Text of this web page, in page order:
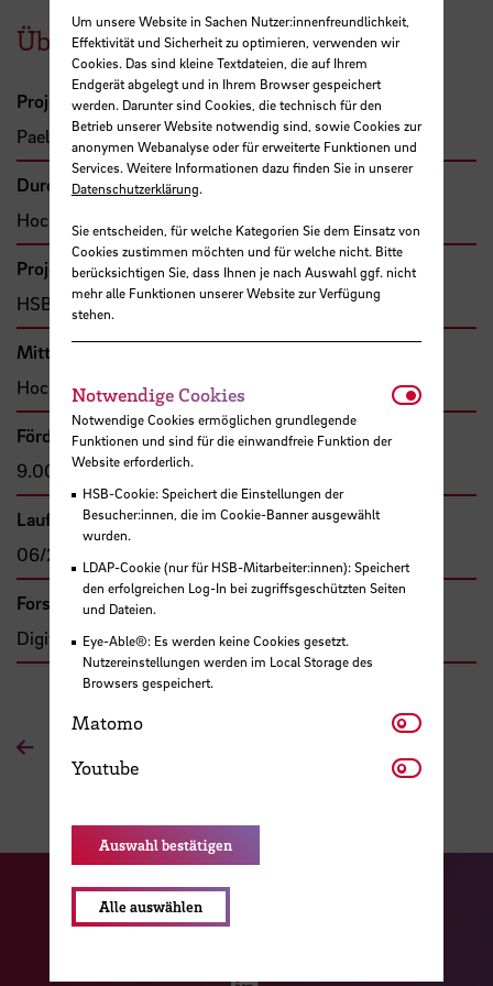
Übersicht
Projektleitung
Paelke, Volker, Prof. Dr.
Durchführende Organisation
Hochschule Bremen, Fakultät 4
Projekttyp
HSB-intern gefördertes Projekt
Mittel- bzw. Auftragsgeber
Hochschule Bremen, F&E-Fonds
Förder- bzw. Auftragssumme
9.000,00 €
Laufzeit
06/2018 - 02/2020
Forschungs- und Transfercluster
Digitale Transformation
Um unsere Website in Sachen Nutzer:innenfreundlichkeit,
Effektivität und Sicherheit zu optimieren, verwenden wir
Cookies. Das sind kleine Textdateien, die auf Ihrem
Endgerät abgelegt und in Ihrem Browser gespeichert
werden. Darunter sind Cookies, die technisch für den
Betrieb unserer Website notwendig sind, sowie Cookies zur
anonymen Webanalyse oder für erweiterte Funktionen und
Services. Weitere Informationen dazu finden Sie in unserer
Datenschutzerklärung.
Sie entscheiden, für welche Kategorien Sie dem Einsatz von
Cookies zustimmen möchten und für welche nicht. Bitte
berücksichtigen Sie, dass Ihnen je nach Auswahl ggf. nicht
mehr alle Funktionen unserer Website zur Verfügung
stehen.
Notwendige Cookies
Notwendige Cookies ermöglichen grundlegende
Funktionen und sind für die einwandfreie Funktion der
Website erforderlich.
HSB-Cookie: Speichert die Einstellungen der
Besucher:innen, die im Cookie-Banner ausgewählt
wurden.
LDAP-Cookie (nur für HSB-Mitarbeiter:innen): Speichert
den erfolgreichen Log-In bei zugriffsgeschützten Seiten
und Dateien.
Eye-Able®: Es werden keine Cookies gesetzt.
Nutzereinstellungen werden im Local Storage des
Browsers gespeichert.
Matomo Matomo
Youtube Youtube
Auswahl bestätigen
Alle auswählen